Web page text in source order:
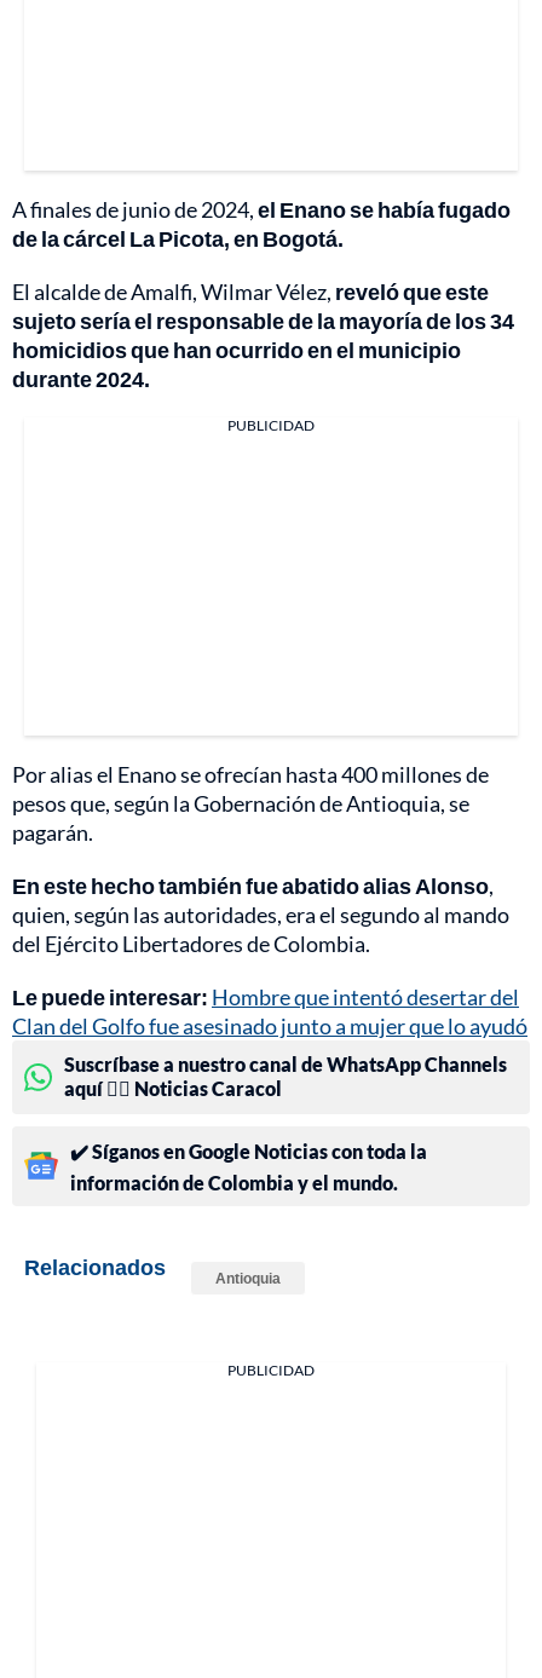
A finales de junio de 2024,el Enano se había fugado
de la cárcel La Picota, en Bogotá.
El alcalde de Amalfi, Wilmar Vélez, reveló que este
sujeto sería el responsable de la mayoría de los 34
homicidios que han ocurrido en el municipio
durante 2024.
PUBLICIDAD
Por alias el Enano se ofrecían hasta 400 millones de
pesos que, según la Gobernación de Antioquia, se
pagarán.
En este hecho también fue abatido alias Alonso,
quien, según las autoridades, era el segundo al mando
del Ejército Libertadores de Colombia.
Le puede interesar: Hombre que intentó desertar del
Clan del Golfo fue asesinado junto a mujer que lo ayudó
Suscríbase a nuestro canal de WhatsApp Channels
aquí 👉🏻 Noticias Caracol
✔️ Síganos en Google Noticias con toda la
información de Colombia y el mundo.
Relacionados Antioquia
PUBLICIDAD